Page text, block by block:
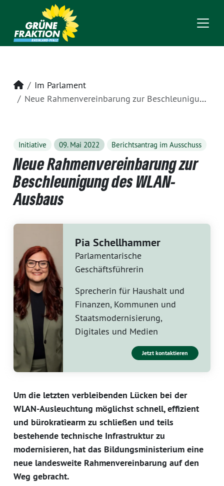
Startseite
Im Parlament
Neue Rahmenvereinbarung zur Beschleunigung des WLAN-Ausbaus
Initiative 09. Mai 2022 Berichtsantrag im Ausschuss
Neue Rahmenvereinbarung zur
Beschleunigung des WLAN-
Ausbaus
Pia Schellhammer
Parlamentarische
Geschäftsführerin
Sprecherin für Haushalt und
Finanzen, Kommunen und
Staatsmodernisierung,
Digitales und Medien
Jetzt kontaktieren
Um die letzten verbleibenden Lücken bei der
WLAN-Ausleuchtung möglichst schnell, effizient
und bürokratiearm zu schließen und teils
bestehende technische Infrastruktur zu
modernisieren, hat das Bildungsministerium eine
neue landesweite Rahmenvereinbarung auf den
Weg gebracht.